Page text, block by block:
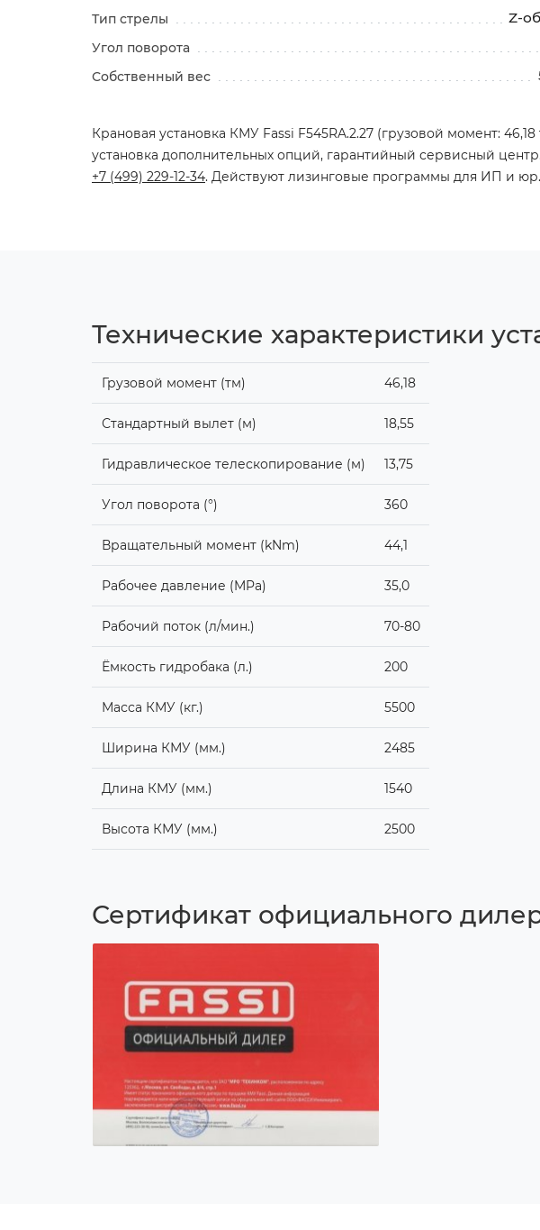
Тип стрелы Z-
Угол поворота
Собственный вес
Крановая установка КМУ Fassi F545RA.2.27 (грузовой момент:
установка дополнительных опций, гарантийный сервисный
+7 (499) 229-12-34. Действуют лизинговые программы для ИП и
Технические характеристики
Грузовой момент (тм) 46,18
Стандартный вылет (м) 18,55
Гидравлическое телескопирование (м) 13,75
Угол поворота (°) 360
Вращательный момент (kNm) 44,1
Рабочее давление (MPa) 35,0
Рабочий поток (л/мин.) 70-80
Ёмкость гидробака (л.) 200
Масса КМУ (кг.) 5500
Ширина КМУ (мм.) 2485
Длина КМУ (мм.) 1540
Высота КМУ (мм.) 2500
Сертификат официального